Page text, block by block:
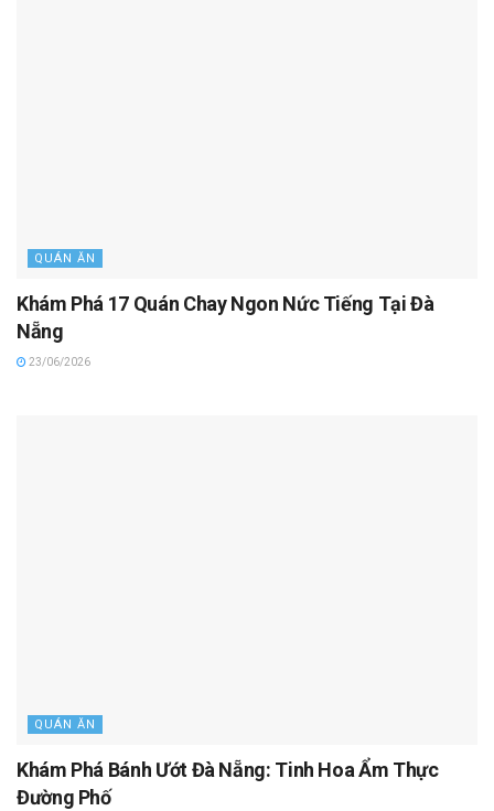
QUÁN ĂN
Khám Phá 17 Quán Chay Ngon Nức Tiếng Tại Đà
Nẵng
23/06/2026
QUÁN ĂN
Khám Phá Bánh Ướt Đà Nẵng: Tinh Hoa Ẩm Thực
Đường Phố